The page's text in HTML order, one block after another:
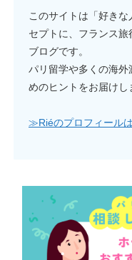
このサイトは「好き
セプトに、フランス
ブログです。
パリ留学や多くの海外
めのヒントをお届けし
≫Riéのプロフィール